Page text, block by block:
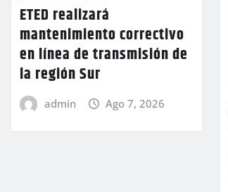
ETED realizará
mantenimiento correctivo
en línea de transmisión de
la región Sur
admin Ago 7, 2026